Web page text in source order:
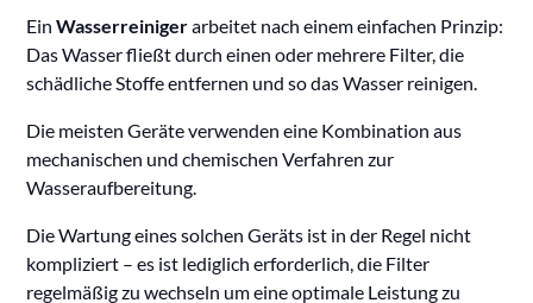
EinWasserreinigerarbeitet nach einem einfachen Prinzip:
Das Wasser fließt durch einen oder mehrere Filter, die
schädliche Stoffe entfernen und so das Wasser reinigen.
Die meisten Geräte verwenden eine Kombination aus
mechanischen und chemischen Verfahren zur
Wasseraufbereitung.
Die Wartung eines solchen Geräts ist in der Regel nicht
kompliziert – es ist lediglich erforderlich, die Filter
regelmäßig zu wechseln um eine optimale Leistung zu